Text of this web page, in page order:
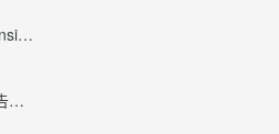
Cisco Webex Extension
AdBlock ：最佳广告拦截工具